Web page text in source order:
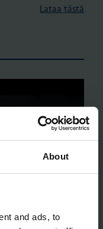
About
and ads, to
Lataa tästä